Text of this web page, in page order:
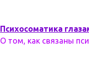
Психосоматика
О том, как связаны